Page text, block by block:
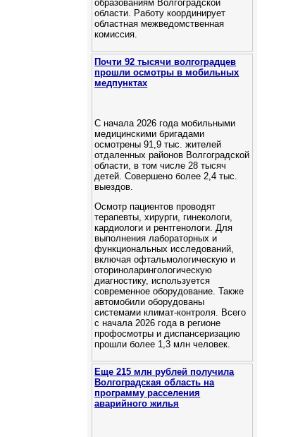
образованиям Волгоградской
области. Работу координирует
областная межведомственная
комиссия.
Почти 92 тысячи волгоградцев
прошли осмотры в мобильных
медпунктах
С начала 2026 года мобильными
медицинскими бригадами
осмотрены 91,9 тыс. жителей
отдаленных районов Волгоградской
области, в том числе 28 тысяч
детей. Cовершено более 2,4 тыс.
выездов.
Осмотр пациентов проводят
терапевты, хирурги, гинекологи,
кардиологи и рентгенологи. Для
выполнения лабораторных и
функциональных исследований,
включая офтальмологическую и
оториноларингологическую
диагностику, используется
современное оборудование. Также
автомобили оборудованы
системами климат-контроля. Всего
с начала 2026 года в регионе
профосмотры и диспансеризацию
прошли более 1,3 млн человек.
Еще 215 млн рублей получила
Волгоградская область на
программу расселения
аварийного жилья